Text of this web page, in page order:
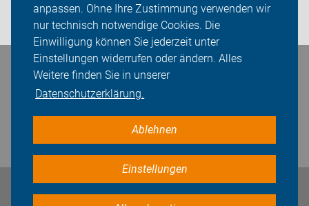
anpassen. Ohne Ihre Zustimmung verwenden wir
nur technisch notwendige Cookies. Die
Einwilligung können Sie jederzeit unter
Einstellungen widerrufen oder ändern. Alles
Weitere finden Sie in unserer
Datenschutzerklärung.
Ablehnen
Einstellungen
Login
Bleiben Sie in Kontakt